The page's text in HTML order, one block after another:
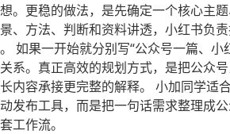
。更稳的做法，是先确定一个核心主
、方法、判断和资料讲透，小红书负
如果一开始就分别写“公众号一篇、
系。真正高效的规划方式，是把公众
内容承接更完整的解释。 小加同学适
发布工具，而是把一句话需求整理成
工作流。